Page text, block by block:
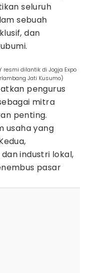
seluruh
sebuah
dan
resmi dilantik di Jogja Expo
Jati Kusumo)
pengurus
mitra
penting.
usaha yang
industri lokal,
pasar